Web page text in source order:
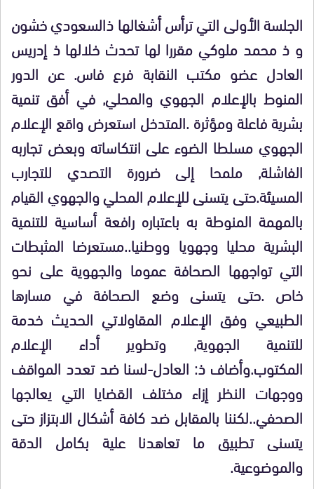
الجلسة الأولى التي ترأس أشغالها ذالسعودي خشون
و ذ محمد ملوكي مقررا لها تحدث خلالها ذ إدريس
العادل عضو مكتب النقابة فرع فاس. عن الدور
المنوط بالإعلام الجهوي والمحلي, في أفق تنمية
بشرية فاعلة ومؤثرة .المتدخل استعرض واقع الإعلام
الجهوي مسلطا الضوء على انتكاساته وبعض تجاربه
الفاشلة, ملمحا إلى ضرورة التصدي للتجارب
المسيئة.حتى يتسنى للإعلام المحلي والجهوي القيام
بالمهمة المنوطة به باعتباره رافعة أساسية للتنمية
البشرية محليا وجهويا ووطنيا..مستعرضا المثبطات
التي تواجهها الصحافة عموما والجهوية على نحو
خاص .حتى يتسنى وضع الصحافة في مسارها
الطبيعي وفق الإعلام المقاولاتي الحديث خدمة
للتنمية الجهوية, وتطوير أداء الإعلام
المكتوب.وأضاف ذ: العادل-لسنا ضد تعدد المواقف
ووجهات النظر إزاء مختلف القضايا التي يعالجها
الصحفي..لكننا بالمقابل ضد كافة أشكال الابتزاز حتى
يتسنى تطبيق ما تعاهدنا علية بكامل الدقة
والموضوعية.